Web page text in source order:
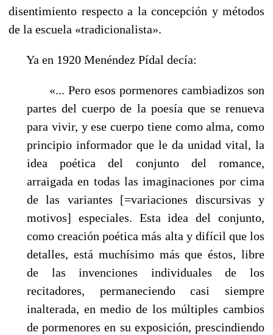
disentimiento respecto a la concepción y métodos
de la escuela «tradicionalista».
Ya en 1920 Menéndez Pídal decía:
«... Pero esos pormenores cambiadizos son
partes del cuerpo de la poesía que se renueva
para vivir, y ese cuerpo tiene como alma, como
principio informador que le da unidad vital, la
idea poética del conjunto del romance,
arraigada en todas las imaginaciones por cima
de las variantes [=variaciones discursivas y
motivos] especiales. Esta idea del conjunto,
como creación poética más alta y difícil que los
detalles, está muchísimo más que éstos, libre
de las invenciones individuales de los
recitadores, permaneciendo casi siempre
inalterada, en medio de los múltiples cambios
de pormenores en su exposición, prescindiendo